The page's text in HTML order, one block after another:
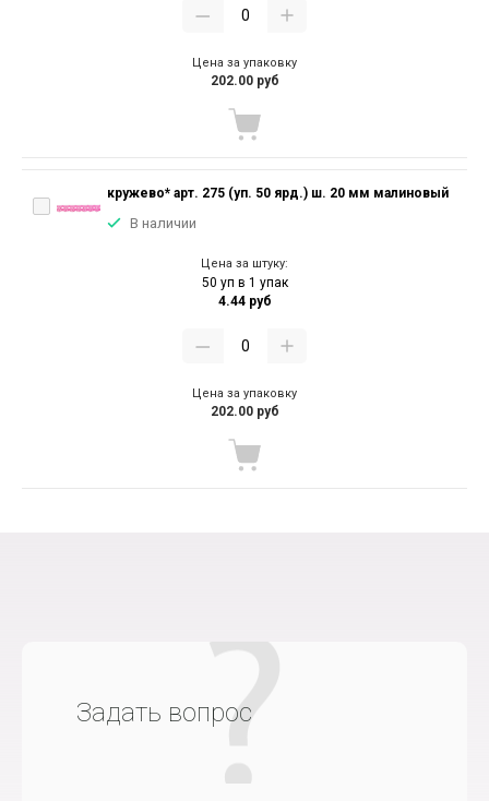
Цена за упаковку
202.00 руб
кружево* арт. 275 (уп. 50 ярд.) ш. 20 мм малиновый
В наличии
Цена за штуку:
50 уп в 1 упак
4.44 руб
Цена за упаковку
202.00 руб
Задать вопрос